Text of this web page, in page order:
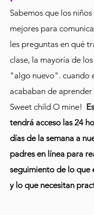
Sabemos que los
mejores para
les preguntas en qué
clase, la mayoría de
"algo nuevo". cuando
acababan de
Sweet child O mine!
tendrá acceso las 24
días de la semana a
padres en línea para
seguimiento de lo que
y lo que necesitan